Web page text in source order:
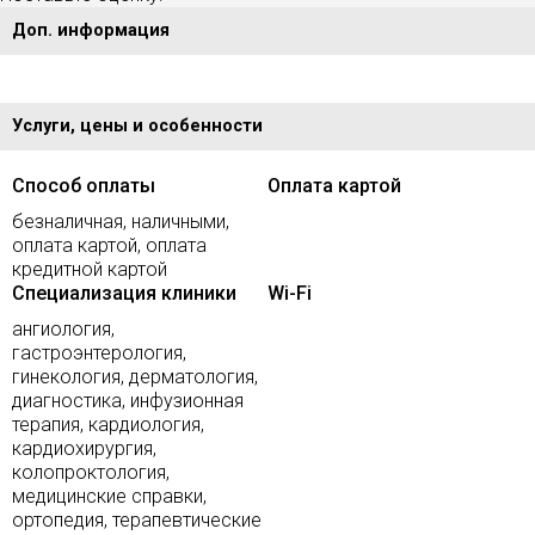
Доп. информация
Услуги, цены и особенности
Способ оплаты
безналичная, наличными,
оплата картой, оплата
кредитной картой
Оплата картой
Специализация клиники
ангиология,
гастроэнтерология,
гинекология, дерматология,
диагностика, инфузионная
терапия, кардиология,
кардиохирургия,
колопроктология,
медицинские справки,
ортопедия, терапевтические
Wi-Fi